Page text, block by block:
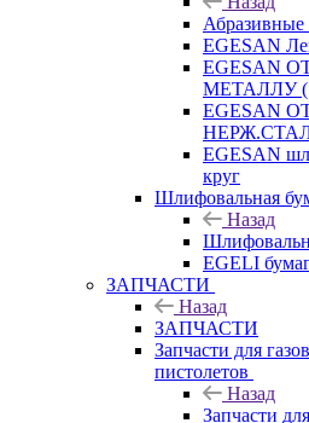
Абразивные
EGESAN
EGESAN
МЕТАЛЛУ
EGESAN
EGESAN
круг
Шлифовальная
Назад
EGELI
ЗАПЧАСТИ
Назад
ЗАПЧАСТИ
Запчасти для
пистолетов
Назад
Запчасти